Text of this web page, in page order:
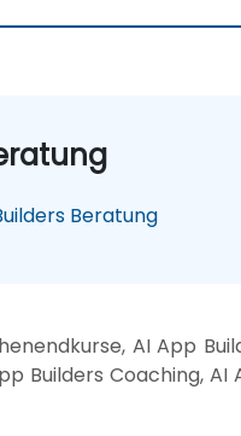
Beratung
AI App
Builders Coaching, AI